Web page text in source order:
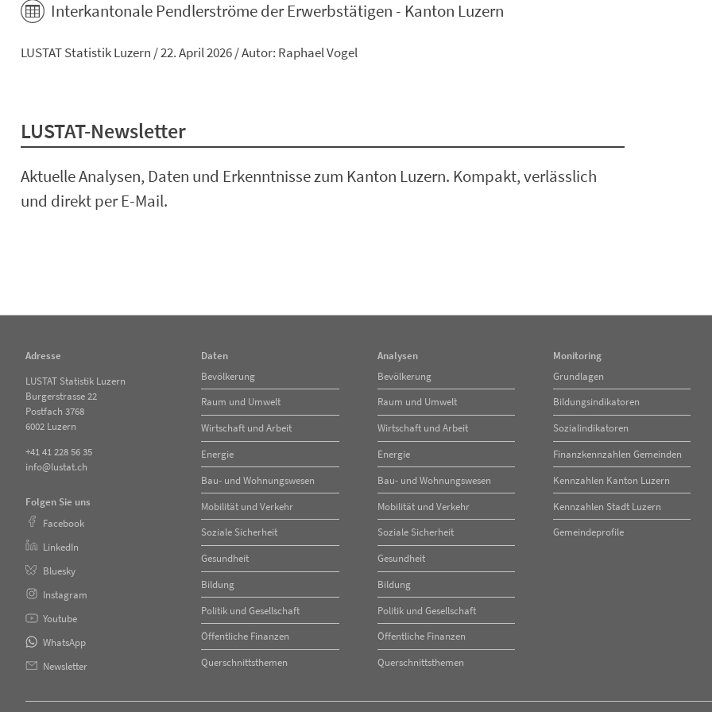
Interkantonale Pendlerströme der Erwerbstätigen - Kanton Luzern
LUSTAT Statistik Luzern / 22. April 2026 / Autor: Raphael Vogel
LUSTAT-Newsletter
Aktuelle Analysen, Daten und Erkenntnisse zum Kanton Luzern. Kompakt, verlässlich
und direkt per E-Mail.
Adresse
LUSTAT Statistik Luzern
Burgerstrasse 22
Postfach 3768
6002 Luzern
+41 41 228 56 35
info@lustat.ch
Folgen Sie uns
Facebook
LinkedIn
Bluesky
Instagram
Youtube
WhatsApp
Newsletter
Daten
Navigation
überspringen
Bevölkerung
Raum und Umwelt
Wirtschaft und Arbeit
Energie
Bau- und Wohnungswesen
Mobilität und Verkehr
Soziale Sicherheit
Gesundheit
Bildung
Politik und Gesellschaft
Öffentliche Finanzen
Querschnittsthemen
Analysen
Navigation
überspringen
Bevölkerung
Raum und Umwelt
Wirtschaft und Arbeit
Energie
Bau- und Wohnungswesen
Mobilität und Verkehr
Soziale Sicherheit
Gesundheit
Bildung
Politik und Gesellschaft
Öffentliche Finanzen
Querschnittsthemen
Monitoring
Navigation
überspringen
Grundlagen
Bildungsindikatoren
Sozialindikatoren
Finanzkennzahlen Gemeinden
Kennzahlen Kanton Luzern
Kennzahlen Stadt Luzern
Gemeindeprofile